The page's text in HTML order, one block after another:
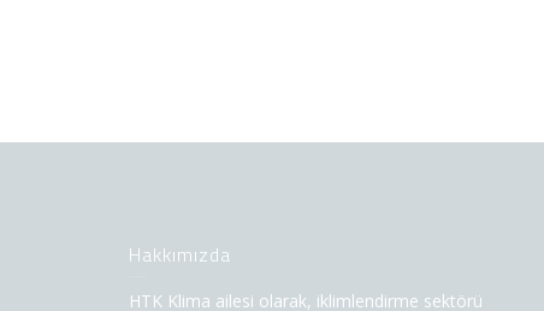
Hakkımızda
HTK Klima ailesi olarak, iklimlendirme sektörü